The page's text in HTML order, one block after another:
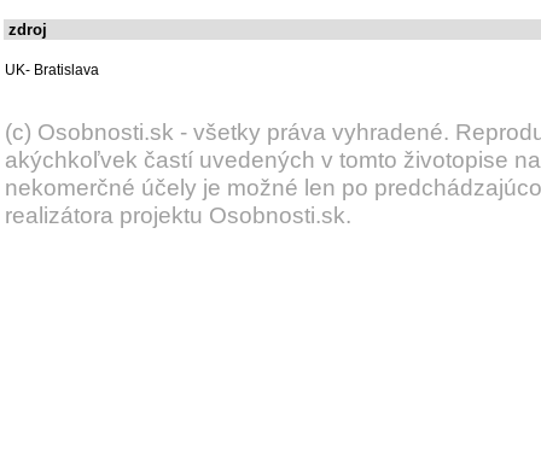
zdroj
UK- Bratislava
(c) Osobnosti.sk - všetky práva vyhradené.
akýchkoľvek častí uvedených v tomto životopise
nekomerčné účely je možné len po
realizátora projektu Osobnosti.sk.